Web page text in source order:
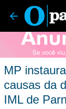
MP
causas da
IML de